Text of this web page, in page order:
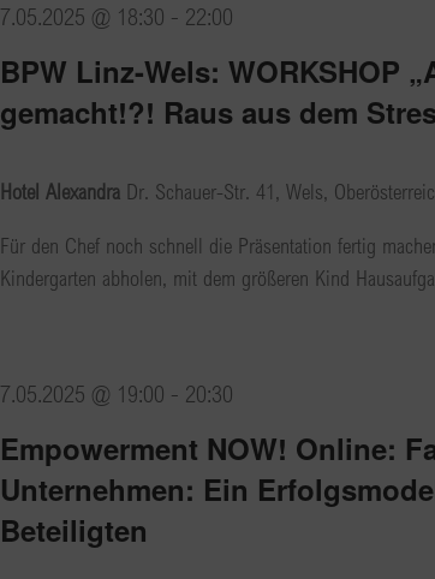
BPW Linz-Wels: WORKSHOP
gemacht!?! Raus aus dem
7.05.2025 @ 18:30 - 22:00
Hotel Alexandra Dr. Schauer-Str. 41, Wels,
Für den Chef noch schnell die Präsentation fertig
Kindergarten abholen, mit dem größeren Kind
Empowerment NOW! Online:
Unternehmen: Ein
Beteiligten
7.05.2025 @ 19:00 - 20:30